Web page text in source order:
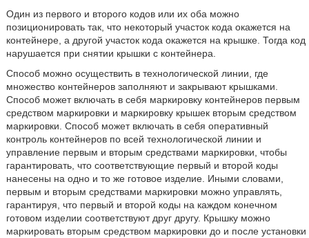
Один из первого и второго кодов или их оба можно
позиционировать так, что некоторый участок кода окажется на
контейнере, а другой участок кода окажется на крышке. Тогда код
нарушается при снятии крышки с контейнера.
Способ можно осуществить в технологической линии, где
множество контейнеров заполняют и закрывают крышками.
Способ может включать в себя маркировку контейнеров первым
средством маркировки и маркировку крышек вторым средством
маркировки. Способ может включать в себя оперативный
контроль контейнеров по всей технологической линии и
управление первым и вторым средствами маркировки, чтобы
гарантировать, что соответствующие первый и второй коды
нанесены на одно и то же готовое изделие. Иными словами,
первым и вторым средствами маркировки можно управлять,
гарантируя, что первый и второй коды на каждом конечном
готовом изделии соответствуют друг другу. Крышку можно
маркировать вторым средством маркировки до и после установки